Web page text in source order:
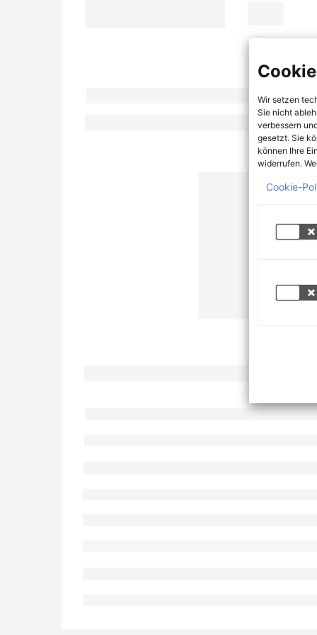
Wir setzen
Sie nicht
verbessern
gesetzt. Sie
können Ihre
widerrufen.
Cookie-